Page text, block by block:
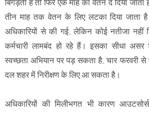
बिगड़ती है तो फिर एक माह का वेतन दे दिया
तीन माह तक वेतन के लिए लटका दिया जाता
अधिकारियों से की गई, लेकिन कोई नतीजा
कर्मचारी लामबंद हो रहे हैं। इसका सीधा
स्वच्छता अभियान पर पड़ सकता है, चार फरवरी
दल शहर में निरीक्षण के लिए आ सकता है।
अधिकारियों की मिलीभगत भी कारण